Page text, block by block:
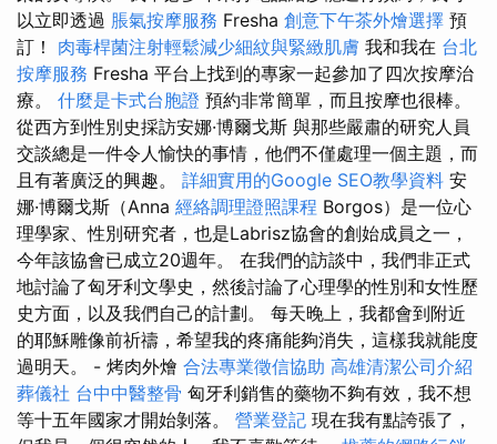
以立即透過 脹氣按摩服務 Fresha 創意下午茶外燴選擇 預
訂！ 肉毒桿菌注射輕鬆減少細紋與緊緻肌膚 我和我在 台北
按摩服務 Fresha 平台上找到的專家一起參加了四次按摩治
療。 什麼是卡式台胞證 預約非常簡單，而且按摩也很棒。
從西方到性別史採訪安娜·博爾戈斯 與那些嚴肅的研究人員
交談總是一件令人愉快的事情，他們不僅處理一個主題，而
且有著廣泛的興趣。 詳細實用的Google SEO教學資料 安
娜·博爾戈斯（Anna 經絡調理證照課程 Borgos）是一位心
理學家、性別研究者，也是Labrisz協會的創始成員之一，
今年該協會已成立20週年。 在我們的訪談中，我們非正式
地討論了匈牙利文學史，然後討論了心理學的性別和女性歷
史方面，以及我們自己的計劃。 每天晚上，我都會到附近
的耶穌雕像前祈禱，希望我的疼痛能夠消失，這樣我就能度
過明天。 - 烤肉外燴 合法專業徵信協助 高雄清潔公司介紹
葬儀社 台中中醫整骨 匈牙利銷售的藥物不夠有效，我不想
等十五年國家才開始剝落。 營業登記 現在我有點誇張了，